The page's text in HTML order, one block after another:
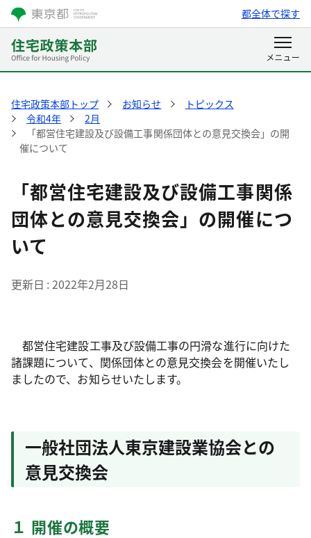
都全体で探す
住宅政策本部トップ お知らせ
トピックス
令和4年
2月
「都営住宅建設及び設備工事関係団体との意見交換会」の開
催について
「都営住宅建設及び設備工事関係
団体との意見交換会」の開催につ
いて
更新日 2022年2月28日
都営住宅建設工事及び設備工事の円滑な進行に向けた
諸課題について、関係団体との意見交換会を開催いたし
ましたので、お知らせいたします。
一般社団法人東京建設業協会との
意見交換会
１ 開催の概要